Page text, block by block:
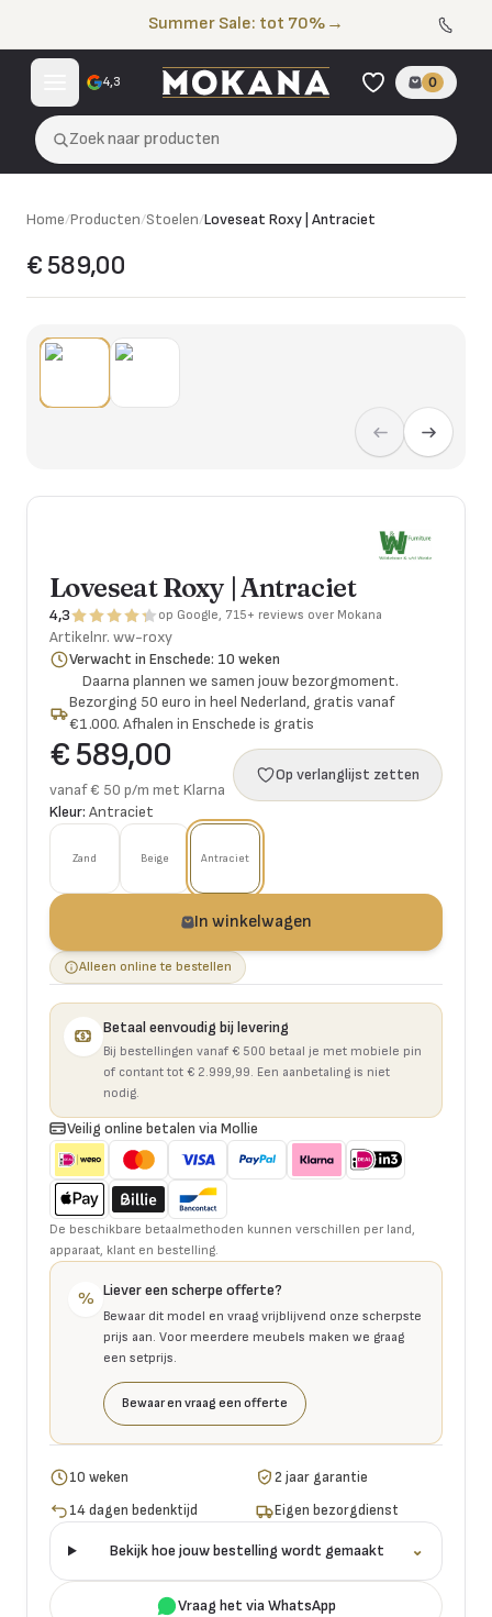
Summer Sale: tot 70% →
4,3 0
Zoek naar producten
Home/Producten/Stoelen/Loveseat Roxy | Antraciet
€ 589,00
Loveseat Roxy | Antraciet
4,3 op Google, 715+ reviews over Mokana
Artikelnr. ww-roxy
Verwacht in Enschede: 10 weken
Daarna plannen we samen jouw bezorgmoment.
Bezorging 50 euro in heel Nederland, gratis vanaf
€1.000. Afhalen in Enschede is gratis
€ 589,00
vanaf € 50 p/m met Klarna
Op verlanglijst zetten
Kleur: Antraciet
Zand Beige Antraciet
In winkelwagen
Alleen online te bestellen
Betaal eenvoudig bij levering
Bij bestellingen vanaf € 500 betaal je met mobiele pin
of contant tot € 2.999,99. Een aanbetaling is niet
nodig.
Veilig online betalen via Mollie
De beschikbare betaalmethoden kunnen verschillen per land,
apparaat, klant en bestelling.
% Liever een scherpe offerte?
Bewaar dit model en vraag vrijblijvend onze scherpste
prijs aan. Voor meerdere meubels maken we graag
een setprijs.
Bewaar en vraag een offerte
10 weken
2 jaar garantie
14 dagen bedenktijd
Eigen bezorgdienst
Bekijk hoe jouw bestelling wordt gemaakt ⌄
Vraag het via WhatsApp